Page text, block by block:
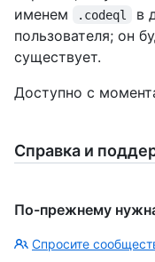
именем
.codeql
в
пользователя; он
существует.
Доступно с
Справка и
По-прежнему
Спросите